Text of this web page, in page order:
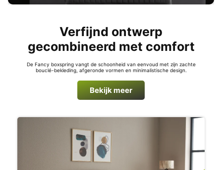
Verfijnd ontwerp
gecombineerd met comfort
De Fancy boxspring vangt de schoonheid van eenvoud met zijn zachte
bouclé-bekleding, afgeronde vormen en minimalistische design.
Bekijk meer